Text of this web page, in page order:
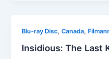
Blu-ray Disc,Canada,
Insidious: The Last